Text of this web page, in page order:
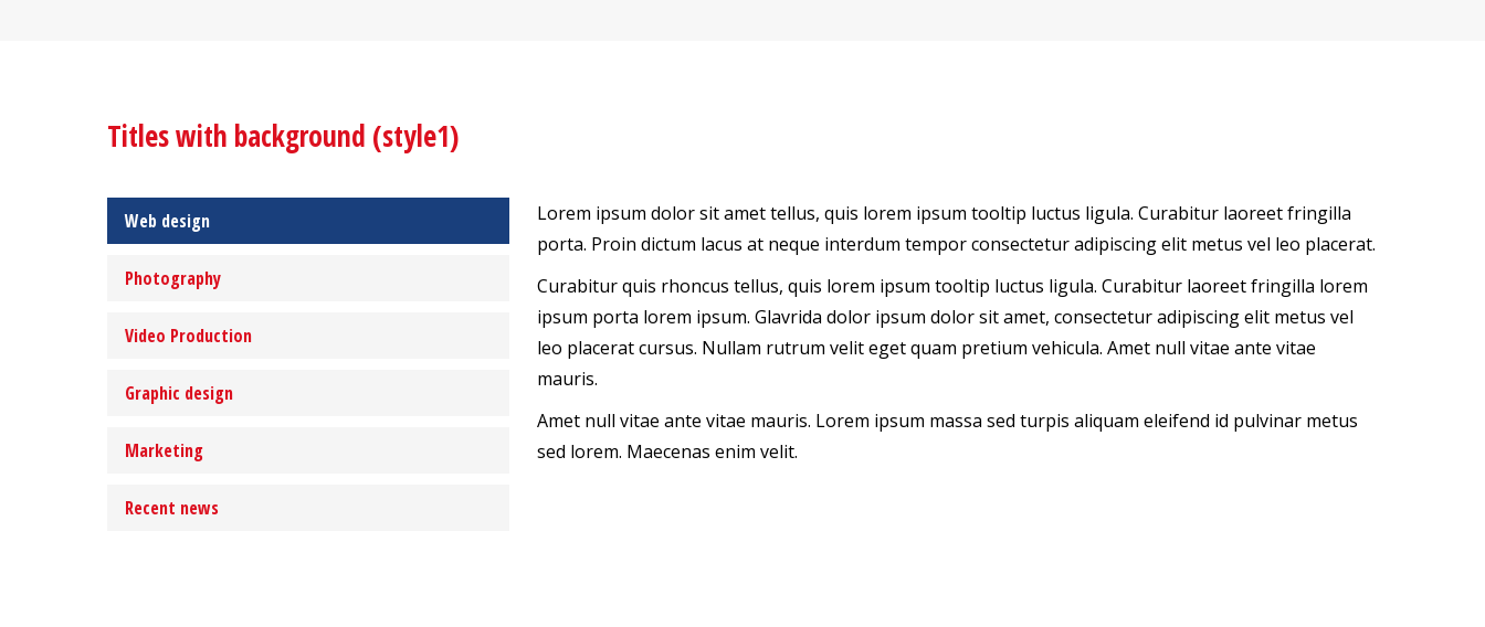
Titles with background (style1)
Web design
Photography
Video Production
Graphic design
Marketing
Recent news
Lorem ipsum dolor sit amet tellus, quis lorem ipsum tooltip luctus ligula. Curabitur laoreet fringilla
porta. Proin dictum lacus at neque interdum tempor consectetur adipiscing elit metus vel leo placerat.
Curabitur quis rhoncus tellus, quis lorem ipsum tooltip luctus ligula. Curabitur laoreet fringilla lorem
ipsum porta lorem ipsum. Glavrida dolor ipsum dolor sit amet, consectetur adipiscing elit metus vel
leo placerat cursus. Nullam rutrum velit eget quam pretium vehicula. Amet null vitae ante vitae
mauris.
Amet null vitae ante vitae mauris. Lorem ipsum massa sed turpis aliquam eleifend id pulvinar metus
sed lorem. Maecenas enim velit.